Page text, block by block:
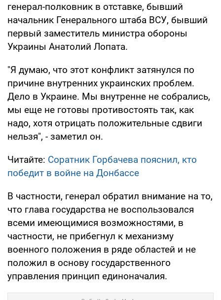
генерал-полковник в отставке, бывший
начальник Генерального штаба ВСУ, бывший
первый заместитель министра обороны
Украины Анатолий Лопата.
"Я думаю, что этот конфликт затянулся по
причине внутренних украинских проблем.
Дело в Украине. Мы внутренне не собрались,
мы еще не готовы противостоять так, как
надо, хотя отрицать положительные сдвиги
нельзя", - заметил он.
Читайте: Соратник Горбачева пояснил, кто
победит в войне на Донбассе
В частности, генерал обратил внимание на то,
что глава государства не воспользовался
всеми имеющимися возможностями, в
частности, не прибегнул к механизму
военного положения в ряде областей и не
положил в основу государственного
управления принцип единоначалия.